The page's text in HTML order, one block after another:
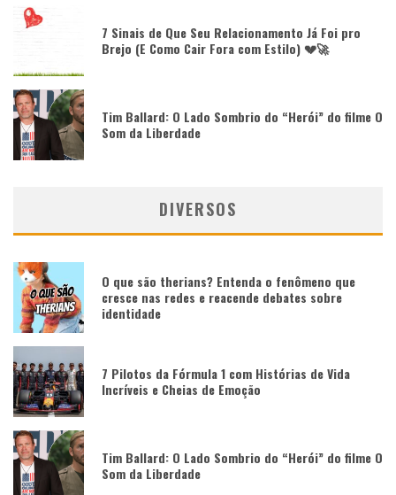
7 Sinais de Que Seu Relacionamento Já Foi pro
Brejo (E Como Cair Fora com Estilo) 💔🚀
Tim Ballard: O Lado Sombrio do “Herói” do filme O
Som da Liberdade
DIVERSOS
O que são therians? Entenda o fenômeno que
cresce nas redes e reacende debates sobre
identidade
7 Pilotos da Fórmula 1 com Histórias de Vida
Incríveis e Cheias de Emoção
Tim Ballard: O Lado Sombrio do “Herói” do filme O
Som da Liberdade